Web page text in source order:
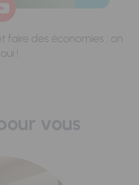
faire des économies : on
!
vous